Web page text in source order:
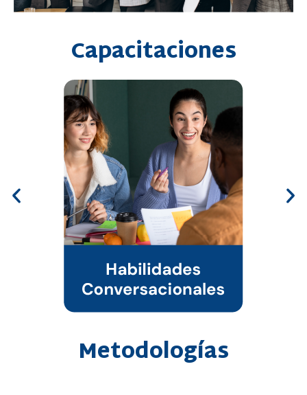
Capacitaciones
Metodologías